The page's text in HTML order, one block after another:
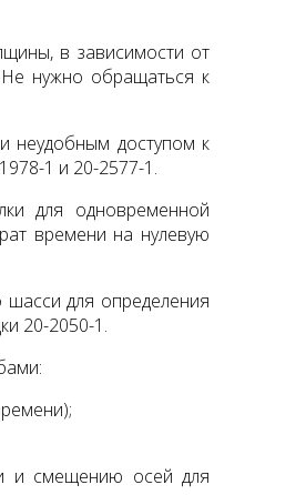
в зависимости от
Не нужно обращаться к
неудобным доступом к
1 и 20-2577-1.
для одновременной
времени на нулевую
шасси для определения
20-2050-1.
и смещению осей для